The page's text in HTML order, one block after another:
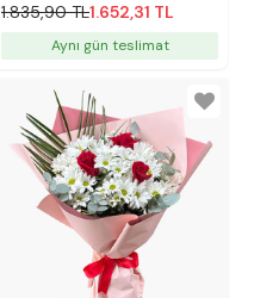
1.835,90 TL1.652,31 TL
Aynı gün teslimat